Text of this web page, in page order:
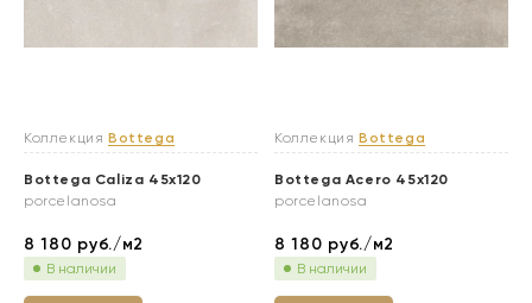
Коллекция Bottega
Bottega Caliza 45x120
porcelanosa
8 180 руб./м2
В наличии
Коллекция Bottega
Bottega Acero 45x120
porcelanosa
8 180 руб./м2
В наличии